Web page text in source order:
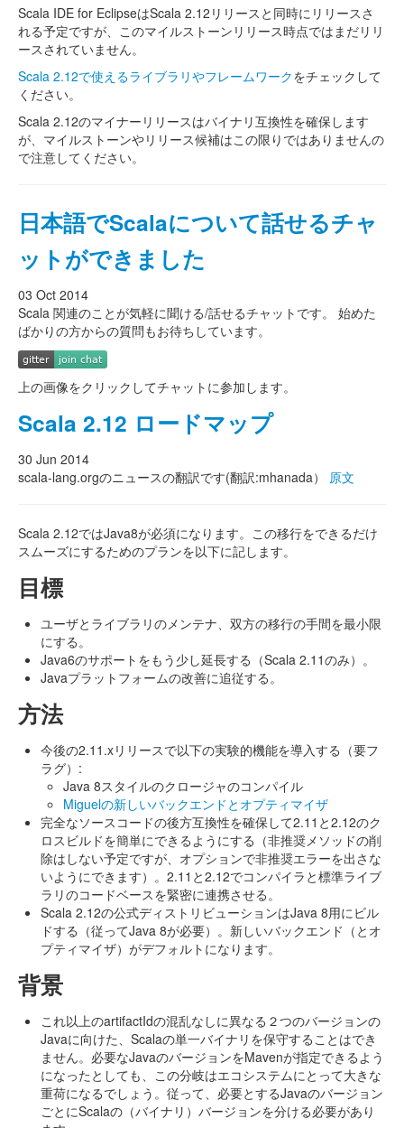
Scala IDE for EclipseはScala 2.12リリースと同時にリリースさ
れる予定ですが、このマイルストーンリリース時点ではまだリリ
ースされていません。
Scala 2.12で使えるライブラリやフレームワークをチェックして
ください。
Scala 2.12のマイナーリリースはバイナリ互換性を確保します
が、マイルストーンやリリース候補はこの限りではありませんの
で注意してください。
日本語でScalaについて話せるチャ
ットができました
03 Oct 2014
Scala 関連のことが気軽に聞ける/話せるチャットです。 始めた
ばかりの方からの質問もお待ちしています。
上の画像をクリックしてチャットに参加します。
Scala 2.12 ロードマップ
30 Jun 2014
scala-lang.orgのニュースの翻訳です(翻訳:mhanada） 原文
Scala 2.12ではJava8が必須になります。この移行をできるだけ
スムーズにするためのプランを以下に記します。
目標
ユーザとライブラリのメンテナ、双方の移行の手間を最小限
にする。
Java6のサポートをもう少し延長する（Scala 2.11のみ）。
Javaプラットフォームの改善に追従する。
方法
今後の2.11.xリリースで以下の実験的機能を導入する（要フ
ラグ）:
Java 8スタイルのクロージャのコンパイル
Miguelの新しいバックエンドとオプティマイザ
完全なソースコードの後方互換性を確保して2.11と2.12のク
ロスビルドを簡単にできるようにする（非推奨メソッドの削
除はしない予定ですが、オプションで非推奨エラーを出さな
いようにできます）。2.11と2.12でコンパイラと標準ライブ
ラリのコードベースを緊密に連携させる。
Scala 2.12の公式ディストリビューションはJava 8用にビル
ドする（従ってJava 8が必要）。新しいバックエンド（とオ
プティマイザ）がデフォルトになります。
背景
これ以上のartifactIdの混乱なしに異なる２つのバージョンの
Javaに向けた、Scalaの単一バイナリを保守することはでき
ません。必要なJavaのバージョンをMavenが指定できるよう
になったとしても、この分岐はエコシステムにとって大きな
重荷になるでしょう。従って、必要とするJavaのバージョン
ごとにScalaの（バイナリ）バージョンを分ける必要があり